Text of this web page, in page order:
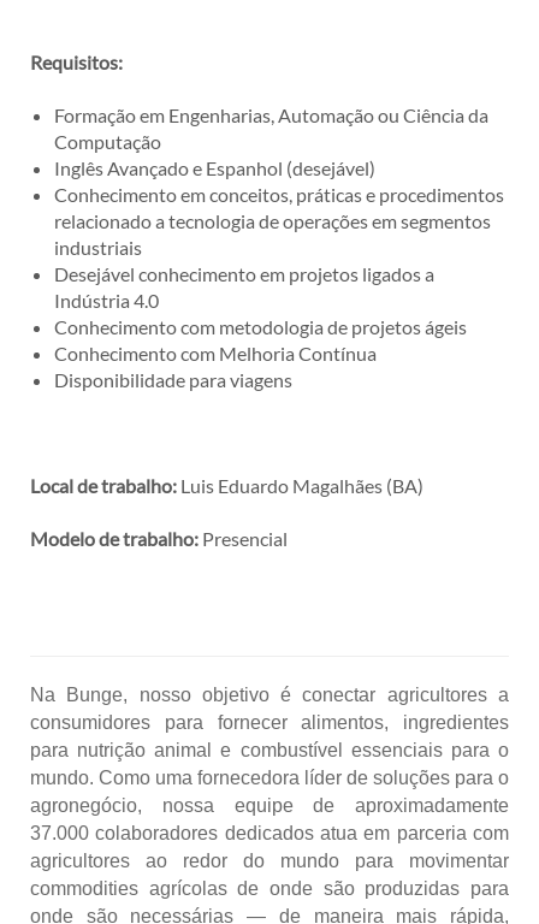
Requisitos:
Formação em Engenharias, Automação ou Ciência da
Computação
Inglês Avançado e Espanhol (desejável)
Conhecimento em conceitos, práticas e procedimentos
relacionado a tecnologia de operações em segmentos
industriais
Desejável conhecimento em projetos ligados a
Indústria 4.0
Conhecimento com metodologia de projetos ágeis
Conhecimento com Melhoria Contínua
Disponibilidade para viagens
Local de trabalho: Luis Eduardo Magalhães (BA)
Modelo de trabalho: Presencial
Na Bunge, nosso objetivo é conectar agricultores a
consumidores para fornecer alimentos, ingredientes
para nutrição animal e combustível essenciais para o
mundo. Como uma fornecedora líder de soluções para o
agronegócio, nossa equipe de aproximadamente
37.000 colaboradores dedicados atua em parceria com
agricultores ao redor do mundo para movimentar
commodities agrícolas de onde são produzidas para
onde são necessárias — de maneira mais rápida,